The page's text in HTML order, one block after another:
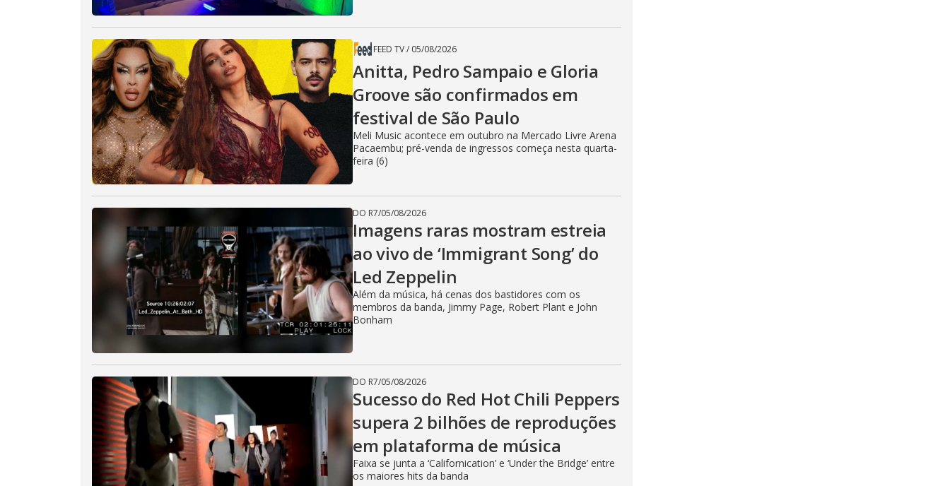
FEED TV/ 05/08/2026
Anitta, Pedro Sampaio e Gloria
Groove são confirmados em
festival de São Paulo
Meli Music acontece em outubro na Mercado Livre Arena
Pacaembu; pré-venda de ingressos começa nesta quarta-
feira (6)
DO R7/05/08/2026
Imagens raras mostram estreia
ao vivo de ‘Immigrant Song’ do
Led Zeppelin
Além da música, há cenas dos bastidores com os
membros da banda, Jimmy Page, Robert Plant e John
Bonham
DO R7/05/08/2026
Sucesso do Red Hot Chili Peppers
supera 2 bilhões de reproduções
em plataforma de música
Faixa se junta a ‘Californication’ e ‘Under the Bridge’ entre
os maiores hits da banda